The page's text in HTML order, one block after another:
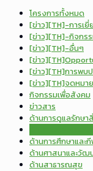
โครงการทั้งหมด
[ข่าว][TH]-การเยี่
[ข่าว][TH]-กิจกรร
[ข่าว][TH]-อื่นๆ
[ข่าว
[ข่าว][TH]การพบ
[ข่าว][TH]จดหมา
กิจกรรมเพื่อสังคม
ข่าวสาร
ด้านการดูแลรักษา
ด้านการศึกษาและ
ด้านศาสนาและวัฒ
ด้านสาธารณสุข